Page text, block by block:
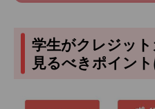
学生がクレジット
見るべきポイント